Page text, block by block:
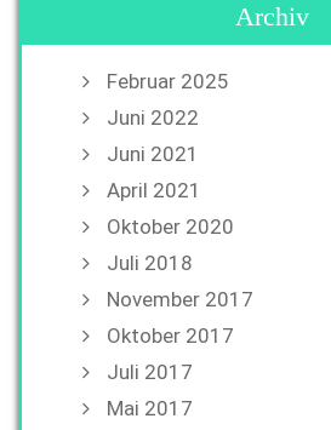
Archiv
Februar 2025
Juni 2022
Juni 2021
April 2021
Oktober 2020
Juli 2018
November 2017
Oktober 2017
Juli 2017
Mai 2017